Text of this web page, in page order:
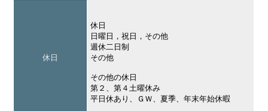
休日
休日
日曜日，祝日，その他
週休二日制
その他
その他の休日
第２、第４土曜休み
平日休あり、ＧＷ、夏季、年末年始休暇